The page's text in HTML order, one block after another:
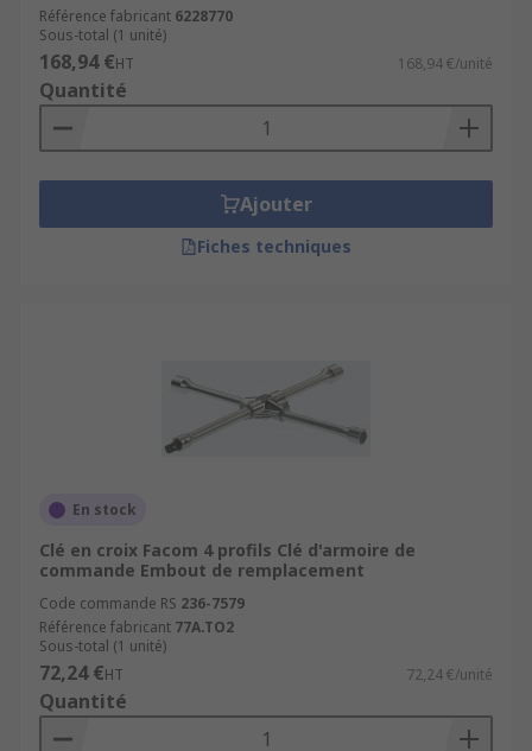
Les jeux de clés
Les clés de serrage
Les douilles
Les accessoires pour clés cliquets
Référence fabricant 6228770
Sous-total (1 unité)
168,94 €HT 168,94 €/unité
Quantité
Ajouter
Fiches techniques
En stock
Clé en croix Facom 4 profils Clé d'armoire de
commande Embout de remplacement
Code commande RS 236-7579
Référence fabricant 77A.TO2
Sous-total (1 unité)
72,24 €HT 72,24 €/unité
Quantité